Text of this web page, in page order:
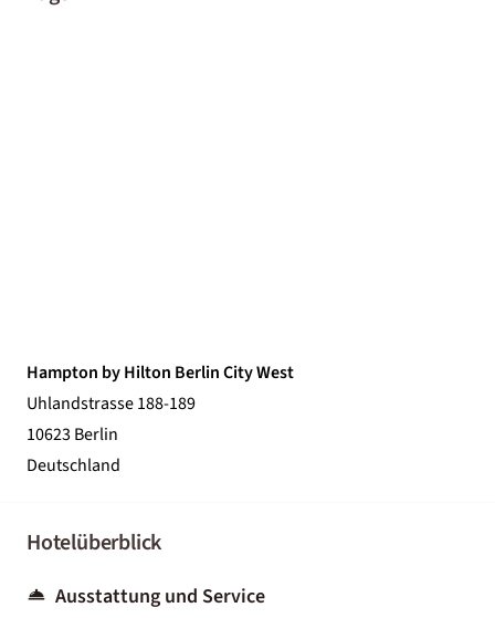
Hampton by Hilton Berlin City West
Uhlandstrasse 188-189
10623 Berlin
Deutschland
Hotelüberblick
Ausstattung und Service